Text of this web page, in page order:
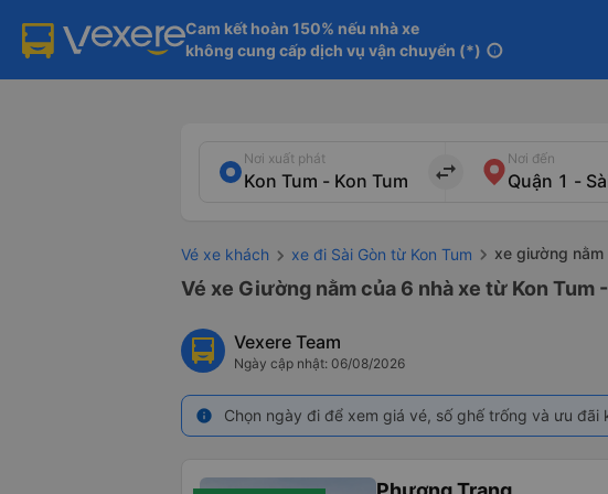
Cam kết hoàn 150% nếu nhà xe
không cung cấp dịch vụ vận chuyển (*) info
Nơi xuất phát
import_export
Nơi đến
Vé xe khách xe đi Sài Gòn từ Kon Tum xe giường nằm
Vé xe Giường nằm của 6 nhà xe từ Kon Tum
Vexere Team
Ngày cập nhật: 06/08/2026
info Chọn ngày đi để xem giá vé, số ghế trống và ưu đãi